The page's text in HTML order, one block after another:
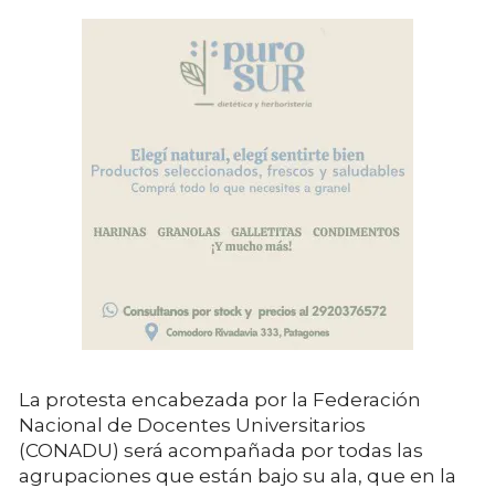
La protesta encabezada por la Federación
Nacional de Docentes Universitarios
(CONADU) será acompañada por todas las
agrupaciones que están bajo su ala, que en la